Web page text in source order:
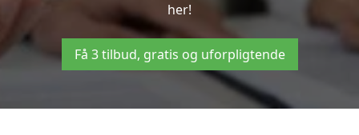
her!
Få 3 tilbud, gratis og uforpligtende